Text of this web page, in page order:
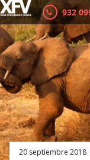
932
20 septiembre 2018